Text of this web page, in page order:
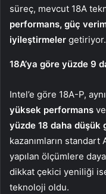
süreç, mevcut 18A
performans, güç
iyileştirmeler getiriyor.
18A’ya göre yüzde 9
Intel’e göre 18A-P,
yüksek performans
yüzde 18 daha düşük
kazanımların
yapılan ölçümlere
dikkat çekici yeniliği
teknoloji oldu.